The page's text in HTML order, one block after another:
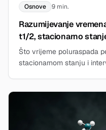
Osnove 9 min.
Razumijevanje
t1/2, stacionarno
Što vrijeme poluraspada
stacionarnom stanju i